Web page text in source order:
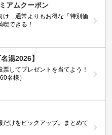
アムクーポン
け 通常よりもお得な「特別価
できる！
湯2026】
してプレゼントを当てよう！
名様）
だけをピックアップ。まとめて